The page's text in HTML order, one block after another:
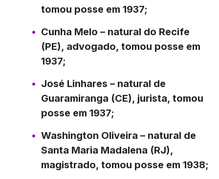
tomou posse em 1937;
Cunha Melo – natural do Recife
(PE), advogado, tomou posse em
1937;
José Linhares – natural de
Guaramiranga (CE), jurista, tomou
posse em 1937;
Washington Oliveira – natural de
Santa Maria Madalena (RJ),
magistrado, tomou posse em 1938;